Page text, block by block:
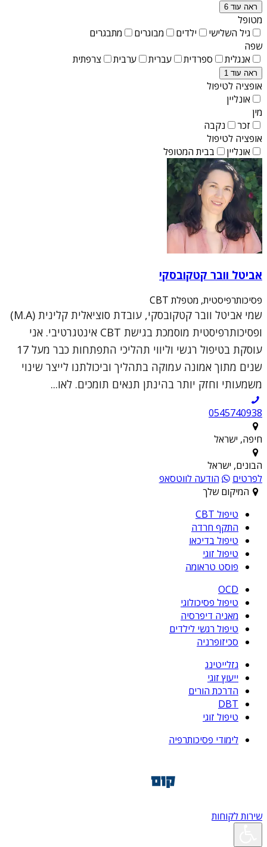
ראה עוד 6
מטופל
גיל השלישי
ילדים מבוגרים
מתבגרים
שפה
אנגלית
ספרדית עברית ערבית צרפתית
ראה עוד 1
אופציה לטיפול
אונליין
מין
זכר
נקבה
אופציה לטיפול
אונליין
בבית המטופל
אביטל וובר קטקובסקי
פסיכותרפיסטית, מטפלת CBT
שמי אביטל וובר קטקובסקי, עובדת סוציאלית קלינית (M.A)
ופסיכותרפיסטית מוסמכת בגישת CBT אינטגרטיבי. אני
עוסקת בטיפול רגשי וליווי תהליכי התפתחות כבר מעל 17
שנים מתוך אמונה עמוקה בתהליך וביכולתנו לייצר שינוי
משמעותי וחזק יותר בהינתן תנאים תומכים. לאו...
0545740938
חיפה, ישראל
הבונים, ישראל
לפרטים
הודעה לווטסאפ
המיקום שלך
טיפול CBT
התקף חרדה
טיפול בדיכאו
טיפול זוגי
פוסט טראומה
OCD
טיפול פסיכולוגי
מאניה דיפרסיה
טיפול רגשי לילדים
סכיזופרניה
גזלייטינג
ייעוץ זוגי
הדרכת הורים
DBT
טיפול זוגי
לימודי פסיכותרפיה
שירות לקוחות